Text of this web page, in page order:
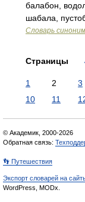
балабон,
шабала,
Словарь
Страницы
1 2 3
10
11
© Академик, 2000-2026
Обратная связь:
👣 Путешествия
Экспорт словарей на
WordPress, MODx.